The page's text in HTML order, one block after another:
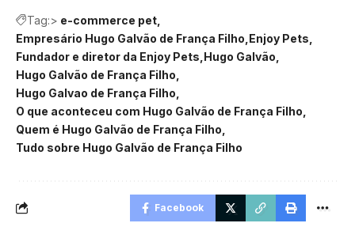
Tag:> e-commerce pet
Empresário Hugo Galvão de França Filho Enjoy Pets
Fundador e diretor da Enjoy Pets Hugo Galvão
Hugo Galvão de França Filho
Hugo Galvao de França Filho
O que aconteceu com Hugo Galvão de França Filho
Quem é Hugo Galvão de França Filho
Tudo sobre Hugo Galvão de França Filho
Facebook